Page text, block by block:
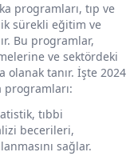
programları, tıp ve
sürekli eğitim ve
Bu programlar,
ve sektördeki
tanır. İşte 2024
programları:
tıbbi
becerileri,
sağlar.